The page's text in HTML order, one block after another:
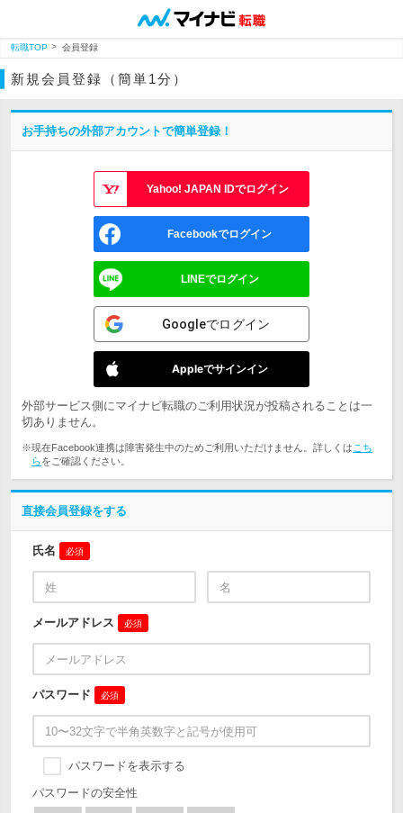
転職TOP 会員登録
新規会員登録（簡単1分）
お手持ちの外部アカウントで簡単登録！
Yahoo! JAPAN IDでログイン
Facebookでログイン
LINEでログイン
Googleでログイン
Appleでサインイン
外部サービス側にマイナビ転職のご利用状況が投稿されることは一
切ありません。
※現在Facebook連携は障害発生中のためご利用いただけません。詳しくは こち
らをご確認ください。
直接会員登録をする
氏名 必須
メールアドレス 必須
パスワード 必須
パスワードを表示する
パスワードの安全性